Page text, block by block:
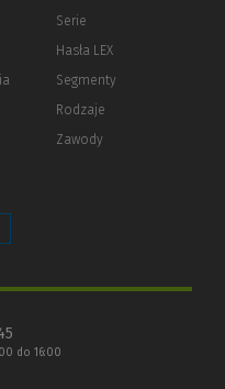
Serie
Hasła LEX
Segmenty
Rodzaje
Zawody
do 16:00